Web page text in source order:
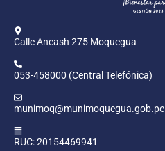
Calle Ancash 275 Moquegua
053-458000 (Central Telefónica)
munimoq@munimoquegua.gob.pe
RUC: 20154469941